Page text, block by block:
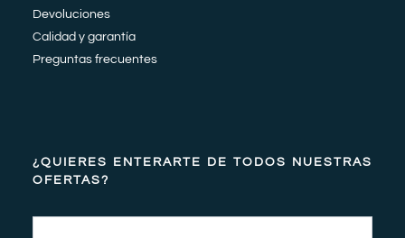
Devoluciones
Calidad y garantía
Preguntas frecuentes
¿QUIERES ENTERARTE DE TODOS NUESTRAS
OFERTAS?